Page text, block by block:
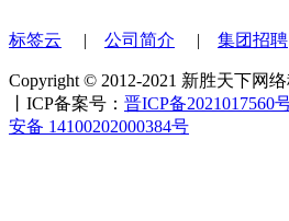
标签云 公司简介 集团招聘
Copyright © 2012-2021 新胜天下网
丨ICP备案号： 晋ICP备2021017560
安备 14100202000384号